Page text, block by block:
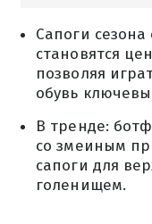
Сапоги
становятся
позволяя
обувь
В тренде:
со змеиным
сапоги для
голенищем.